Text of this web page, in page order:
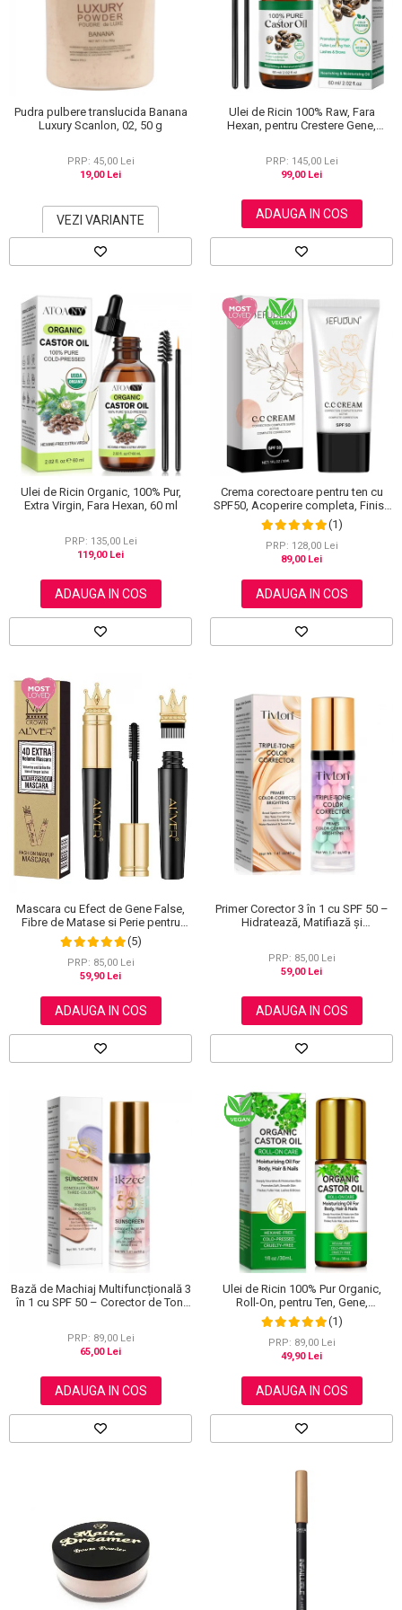
Scrub / Balsam de buze
Netestate pe Animale
Pudra pulbere translucida Banana
Luxury Scanlon, 02, 50 g
PRP: 45,00 Lei
19,00 Lei
VEZI VARIANTE
Ulei de Ricin 100% Raw, Fara
Hexan, pentru Crestere Gene,
PRP: 145,00 Lei
99,00 Lei
ADAUGA IN COS
Ulei de Ricin Organic, 100% Pur,
Extra Virgin, Fara Hexan, 60 ml
PRP: 135,00 Lei
119,00 Lei
ADAUGA IN COS
Crema corectoare pentru ten cu
SPF50, Acoperire completa, Finish
mat, Rezistenta, Anti Roseata, CC
Cream Sefudun, 30 ml
(1)
PRP: 128,00 Lei
89,00 Lei
ADAUGA IN COS
Mascara cu Efect de Gene False,
Fibre de Matase si Perie pentru
Curbare, Aliver 4D Extra Volume,
Waterproof, Negru,10 g
(5)
PRP: 85,00 Lei
59,90 Lei
ADAUGA IN COS
Primer Corector 3 în 1 cu SPF 50 –
Hidratează, Matifiază și
PRP: 85,00 Lei
59,00 Lei
ADAUGA IN COS
Bază de Machiaj Multifuncțională 3
în 1 cu SPF 50 – Corector de Ton,
PRP: 89,00 Lei
65,00 Lei
ADAUGA IN COS
Ulei de Ricin 100% Pur Organic,
Roll-On, pentru Ten, Gene,
Sprancene, Unghii, 30 ml
(1)
PRP: 89,00 Lei
49,90 Lei
ADAUGA IN COS